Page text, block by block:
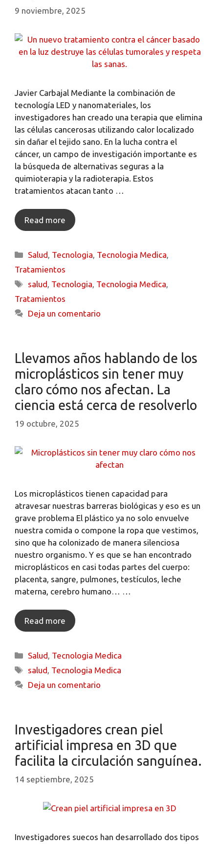
9 noviembre, 2025
Javier Carbajal Mediante la combinación de
tecnología LED y nanomateriales, los
investigadores han creado una terapia que elimina
las células cancerosas utilizando calor localizado
sin dañar el tejido sano. En la lucha contra el
cáncer, un campo de investigación importante es
la búsqueda de alternativas seguras a la
quimioterapia y la radioterapia. Estos
tratamientos atacan tanto …
Read more
Salud, Tecnologia, Tecnologia Medica,
Tratamientos
salud, Tecnologia, Tecnologia Medica,
Tratamientos
Deja un comentario
Llevamos años hablando de los
microplásticos sin tener muy
claro cómo nos afectan. La
ciencia está cerca de resolverlo
19 octubre, 2025
Los microplásticos tienen capacidad para
atravesar nuestras barreras biológicas y eso es un
grave problema El plástico ya no solo envuelve
nuestra comida o compone la ropa que vestimos,
sino que ha colonizado de manera silenciosa
nuestro organismo. Y es que se han encontrado
microplásticos en casi todas partes del cuerpo:
placenta, sangre, pulmones, testículos, leche
materna, cerebro humano… …
Read more
Salud, Tecnologia Medica
salud, Tecnologia Medica
Deja un comentario
Investigadores crean piel
artificial impresa en 3D que
facilita la circulación sanguínea.
14 septiembre, 2025
Investigadores suecos han desarrollado dos tipos